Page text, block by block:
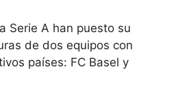
Serie A han puesto su
de dos equipos con
países: FC Basel y